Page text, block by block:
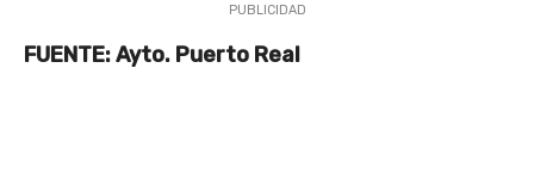
PUBLICIDAD
FUENTE: Ayto. Puerto Real